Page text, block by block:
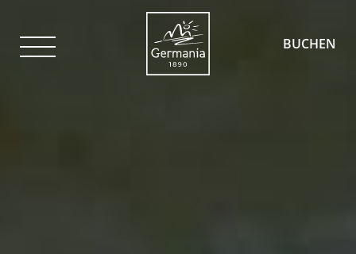
BUCHEN